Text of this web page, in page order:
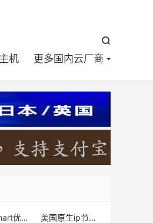

机 更多国内云厂商
RAKsmart优惠码 (11) 美国原生ip节点